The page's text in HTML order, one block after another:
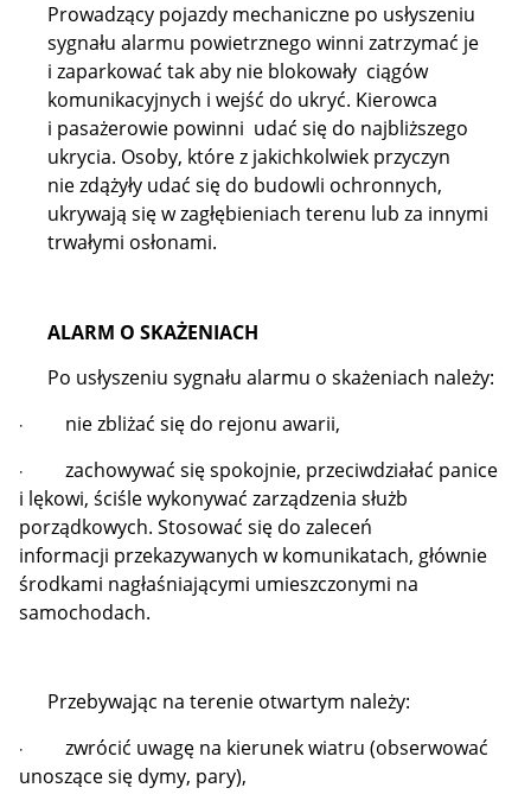
Prowadzący pojazdy mechaniczne po usłyszeniu
sygnału alarmu powietrznego winni zatrzymać je
i zaparkować tak aby nie blokowały ciągów
komunikacyjnych i wejść do ukryć. Kierowca
i pasażerowie powinni udać się do najbliższego
ukrycia. Osoby, które z jakichkolwiek przyczyn
nie zdążyły udać się do budowli ochronnych,
ukrywają się w zagłębieniach terenu lub za innymi
trwałymi osłonami.
ALARM O SKAŻENIACH
Po usłyszeniu sygnału alarmu o skażeniach należy:
· nie zbliżać się do rejonu awarii,
·
zachowywać się spokojnie, przeciwdziałać panice
i lękowi, ściśle wykonywać zarządzenia służb
porządkowych. Stosować się do zaleceń
informacji przekazywanych w komunikatach, głównie
środkami nagłaśniającymi umieszczonymi na
samochodach.
Przebywając na terenie otwartym należy:
·
zwrócić uwagę na kierunek wiatru (obserwować
unoszące się dymy, pary),